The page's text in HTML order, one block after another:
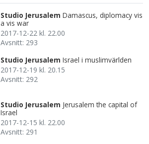
Studio Jerusalem Damascus, diplomacy vis
a vis war
2017-12-22 kl. 22.00
Avsnitt: 293
Studio Jerusalem Israel i muslimvärlden
2017-12-19 kl. 20.15
Avsnitt: 292
Studio Jerusalem Jerusalem the capital of
Israel
2017-12-15 kl. 22.00
Avsnitt: 291